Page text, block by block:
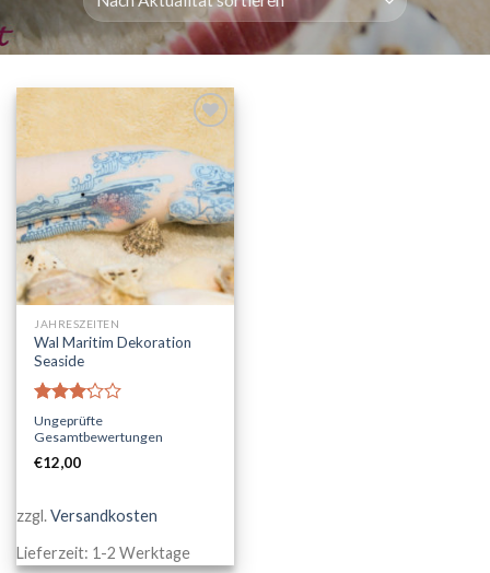
AUF DIE
WUNSCHLISTE
JAHRESZEITEN
Wal Maritim Dekoration
Seaside
Bewertet
mit
von 5
Ungeprüfte
Gesamtbewertungen
€12,00
zzgl.Versandkosten
Lieferzeit: 1-2 Werktage